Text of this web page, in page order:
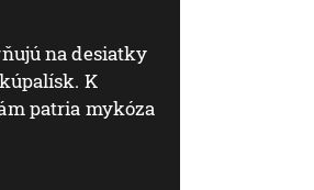
na desiatky
K
patria mykóza